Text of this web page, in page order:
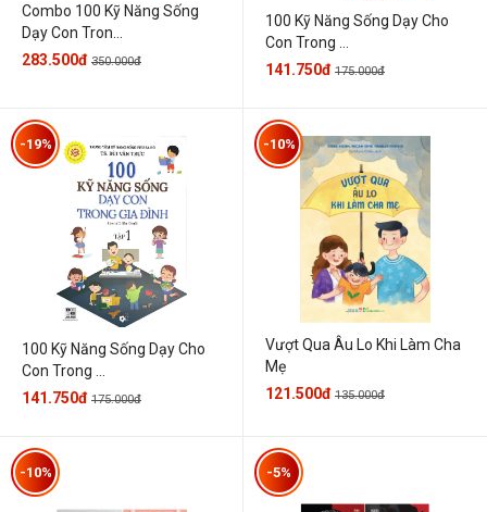
Combo 100 Kỹ Năng Sống
Dạy Con Tron...
283.500đ 350.000đ
100 Kỹ Năng Sống Dạy Cho
Con Trong ...
141.750đ 175.000đ
100 Kỹ Năng Sống Dạy Cho
Con Trong ...
-19%
141.750đ 175.000đ
Vượt Qua Âu Lo Khi Làm Cha
Mẹ
-10%
121.500đ 135.000đ
-10% -5%